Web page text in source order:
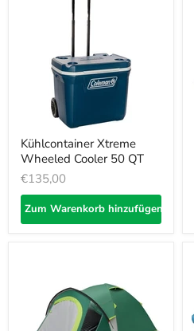
Kühlcontainer Xtreme
Wheeled Cooler 50 QT
€135,00
Zum Warenkorb hinzufügen